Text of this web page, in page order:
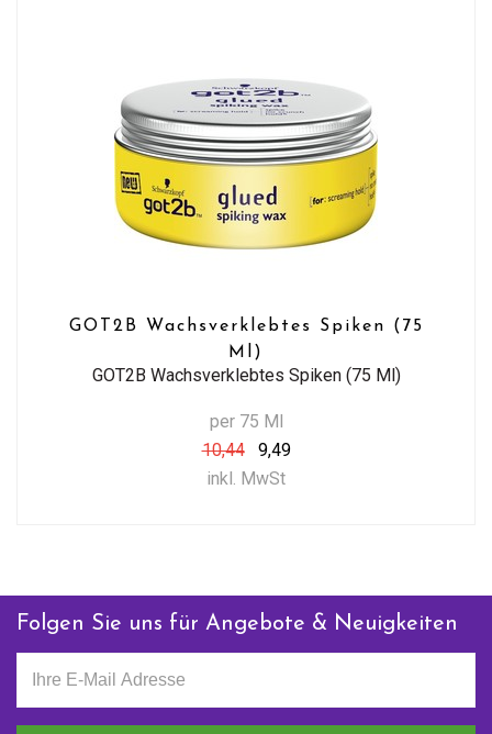
GOT2B Wachsverklebtes Spiken (75
Ml)
GOT2B Wachsverklebtes Spiken (75 Ml)
per 75 Ml
10,44
9,49
inkl. MwSt
Folgen Sie uns für Angebote & Neuigkeiten